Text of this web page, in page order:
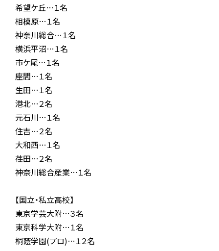
希望ケ丘…１名
相模原…１名
神奈川総合…１名
横浜平沼…１名
市ケ尾…１名
座間…１名
生田…１名
港北…２名
元石川…１名
住吉…２名
大和西…１名
荏田…２名
神奈川総合産業…１名
【国立・私立高校】
東京学芸大附…３名
東京科学大附…１名
桐蔭学園(プロ)…１２名